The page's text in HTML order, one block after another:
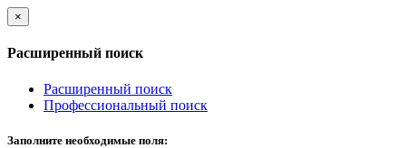
×
Расширенный поиск
Расширенный поиск
Профессиональный поиск
Заполните необходимые поля: